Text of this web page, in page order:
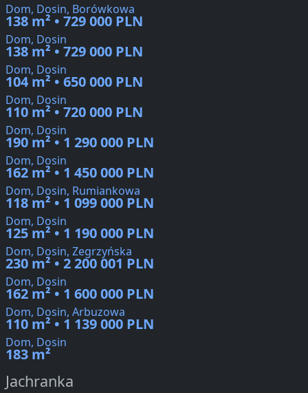
Dom, Dosin, Borówkowa
138 m² • 729 000 PLN
Dom, Dosin
138 m² • 729 000 PLN
Dom, Dosin
104 m² • 650 000 PLN
Dom, Dosin
110 m² • 720 000 PLN
Dom, Dosin
190 m² • 1 290 000 PLN
Dom, Dosin
162 m² • 1 450 000 PLN
Dom, Dosin, Rumiankowa
118 m² • 1 099 000 PLN
Dom, Dosin
125 m² • 1 190 000 PLN
Dom, Dosin, Zegrzyńska
230 m² • 2 200 001 PLN
Dom, Dosin
162 m² • 1 600 000 PLN
Dom, Dosin, Arbuzowa
110 m² • 1 139 000 PLN
Dom, Dosin
183 m²
Jachranka